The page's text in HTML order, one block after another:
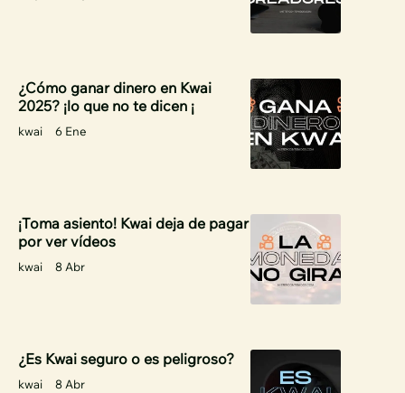
¿Cómo ganar dinero en Kwai
2025? ¡lo que no te dicen ¡
kwai 6 Ene
¡Toma asiento! Kwai deja de pagar
por ver vídeos
kwai 8 Abr
¿Es Kwai seguro o es peligroso?
kwai 8 Abr